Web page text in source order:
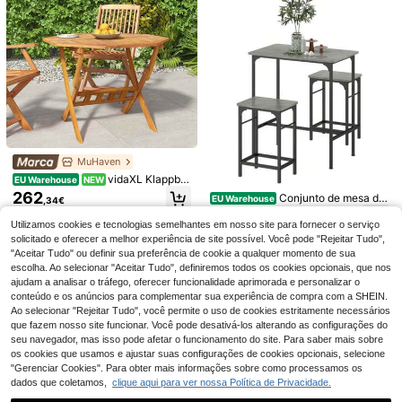
Caminho de Mesa em Gaze de Quei
jo Verde Sálvia, Decoração de Mes
a Boho Rústica com Gaze Enrugad
a, Tecido Macio e Transparente co
m Caimento Fluido e Bordas Acaba
das, Centro de Mesa Elegante para
Casamento, Festa, Chá de Noiva, A
niversário, Banquete, Mesa Exterior
e Decoração de Casa
20 Left
4 ,54€
Sofá inflável portátil automático par
a uso externo, sem necessidade de
bomba de ar para inflar rapidament
e, sofá retangular individual, leve e
dobrável, com bolsa de armazenam
ento, ideal para camping, trilhas, piq
ueniques, quintal, praia, piscina, fes
tivais de música, viagens e cochilo
EU Warehouse ERUIV Suporte para pl
antas de 5 níveis, escada para flore
s, banco de metal para flores, pratel
31,19€ -2% 31,97€
MuHaven
EU Warehouse NEW vidaXL Klappbar
er Gartentisch 90x75 Cm Massivho
lz Akazie
262 ,34€ EU Warehouse Conjunto de mesa de
bar HOMCOM, mesa de bar com ba
nquetas, mesa de jantar com 2 cad
eiras antiderrapantes, mesa de cozi
nha para sala de jantar, cozinha, ci
nza
Utilizamos cookies e tecnologias semelhantes em nosso site para fornecer o serviço
solicitado e oferecer a melhor experiência de site possível. Você pode "Rejeitar Tudo",
"Aceitar Tudo" ou definir sua preferência de cookie a qualquer momento de sua
escolha. Ao selecionar "Aceitar Tudo", definiremos todos os cookies opcionais, que nos
ajudam a analisar o tráfego, oferecer funcionalidade aprimorada e personalizar o
conteúdo e os anúncios para complementar sua experiência de compra com a SHEIN.
Ao selecionar "Rejeitar Tudo", você permite o uso de cookies estritamente necessários
que fazem nosso site funcionar. Você pode desativá-los alterando as configurações do
seu navegador, mas isso pode afetar o funcionamento do site. Para saber mais sobre
os cookies que usamos e ajustar suas configurações de cookies opcionais, selecione
"Gerenciar Cookies". Para obter mais informações sobre como processamos os
dados que coletamos, clique aqui para ver nossa Política de Privacidade.